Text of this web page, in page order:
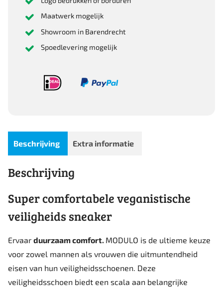
Maatwerk mogelijk
Showroom in Barendrecht
Spoedlevering mogelijk
Beschrijving Extra informatie
Beschrijving
Super comfortabele veganistische
veiligheids sneaker
Ervaar duurzaam comfort. MODULO is de ultieme keuze
voor zowel mannen als vrouwen die uitmuntendheid
eisen van hun veiligheidsschoenen. Deze
veiligheidsschoen biedt een scala aan belangrijke